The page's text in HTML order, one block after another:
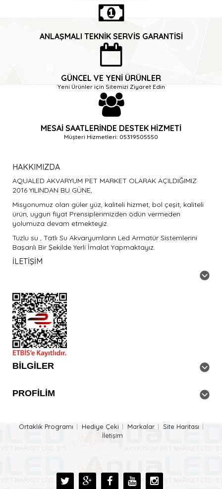
ANLAŞMALI TEKNIK SERVIS GARANTISI
GÜNCEL VE YENI ÜRÜNLER
Yeni Ürünler için Sitemizi Ziyaret Edin
MESAI SAATLERINDE DESTEK HIZMETI
Müşteri Hizmetleri: 05319505550
HAKKIMIZDA
AQUALED AKVARYUM PET MARKET OLARAK AÇILDIĞIMIZ
2016 YILINDAN BU GÜNE,
Misyonumuz olan güler yüz, kaliteli hizmet, bol çeşit, kaliteli
ürün, uygun fiyat Prensiplerimizden ödün vermeden
yolumuza devam etmekteyiz.
Tuzlu su , Tatlı Su Akvaryumların Led Armatür Sistemlerini
Başarılı Bir Şekilde Yerli İmalat Yapmaktayız.
İLETIŞIM
BILGILER
PROFILIM
Ortaklık Programı Hediye Çeki Markalar
Site Haritası
İletişim